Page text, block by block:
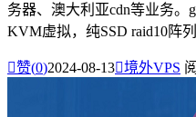
务器、澳大利亚cdn等业务。
KVM虚拟，纯SSD raid10阵
赞(0)2024-08-13境外VPS